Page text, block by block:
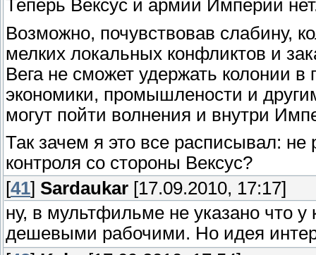
Теперь Вексус и армии Империи
Возможно, почувствовав слабину,
мелких локальных конфликтов и
Вега не сможет удержать колонии
экономики, промышлености и
могут пойти волнения и внутри
Так зачем я это все расписывал: не
контроля со стороны Вексус?
[41] Sardaukar [17.09.2010, 17:17]
ну, в мультфильме не указано что
дешевыми рабочими. Но идея